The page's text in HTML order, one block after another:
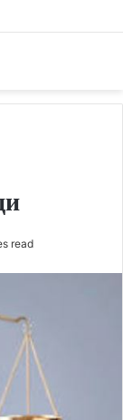
read